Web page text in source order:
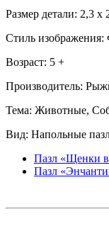
Размер детали: 2,3 x
Стиль изображения:
Возраст: 5 +
Производитель:
Тема: Животные,
Вид: Напольные
Пазл «Щенки в
Пазл